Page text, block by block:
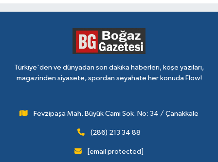
Türkiye'den ve dünyadan son dakika haberleri, köşe yazıları,
magazinden siyasete, spordan seyahate her konuda Flow!
Fevzipaşa Mah. Büyük Cami Sok. No: 34 / Çanakkale
(286) 213 34 88
[email protected]